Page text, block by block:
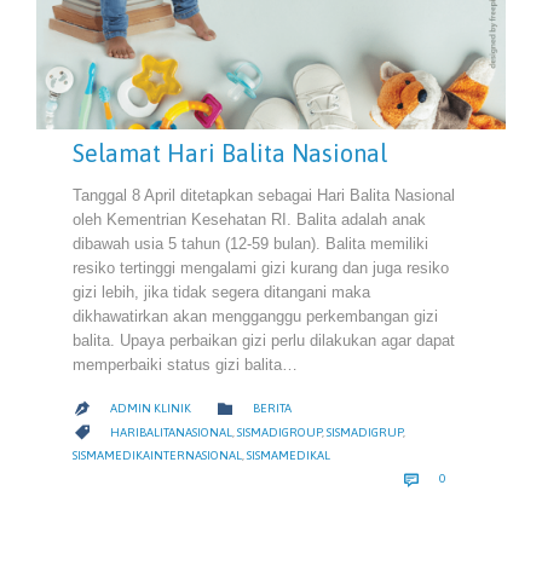
Selamat Hari Balita Nasional
Tanggal 8 April ditetapkan sebagai Hari Balita Nasional
oleh Kementrian Kesehatan RI. Balita adalah anak
dibawah usia 5 tahun (12-59 bulan). Balita memiliki
resiko tertinggi mengalami gizi kurang dan juga resiko
gizi lebih, jika tidak segera ditangani maka
dikhawatirkan akan mengganggu perkembangan gizi
balita. Upaya perbaikan gizi perlu dilakukan agar dapat
memperbaiki status gizi balita…
 ADMIN KLINIK  CATEGORY
BERITA
 CATEGORY
HARIBALITANASIONAL SISMADIGROUP, SISMADIGRUP,
SISMAMEDIKAINTERNASIONAL,SISMAMEDIKAL
 0COMMENTS